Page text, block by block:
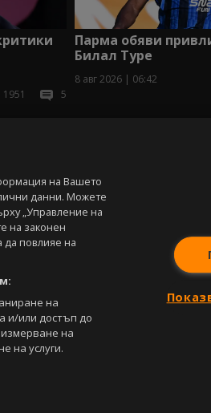
1951 5
Парма обяви
Билал Туре
8 авг 2026 | 06:42
на Вашето
данни. Можете
„Управление на
на законен
повлияе на
на
и/или достъп до
на
на услуги.